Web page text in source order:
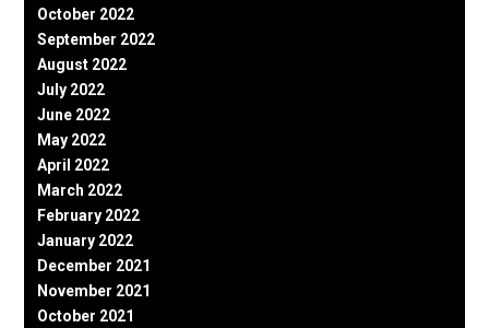
October 2022
September 2022
August 2022
July 2022
June 2022
May 2022
April 2022
March 2022
February 2022
January 2022
December 2021
November 2021
October 2021